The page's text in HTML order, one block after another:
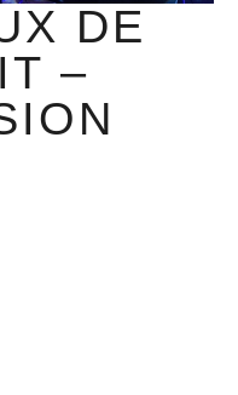
DE
–